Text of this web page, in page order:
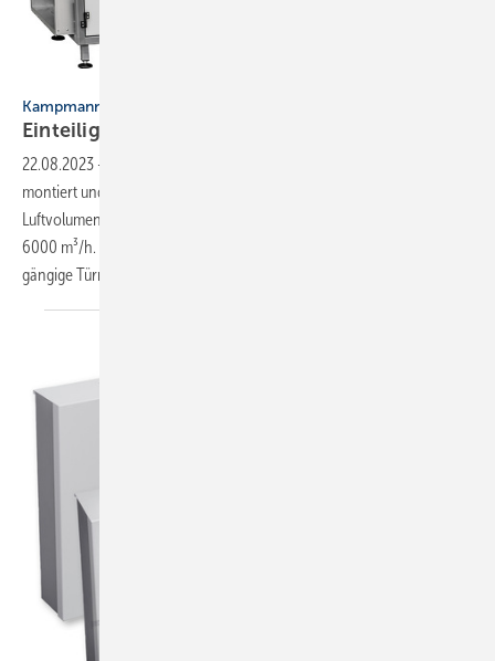
Kampmann
Einteiliges
22.08.2023 -
montiert und in vier Baugrößen erhältlich mit einem jeweiligen Nenn-
Luftvolumenstrom von 1500 m³/h, 2500 m³/h, 4000 m³/h und
6000 m³/h. Fast alle Baugrößen sind so konstruiert, dass sie durch das
gängige Türrohbaumaß von einem Meter Breite